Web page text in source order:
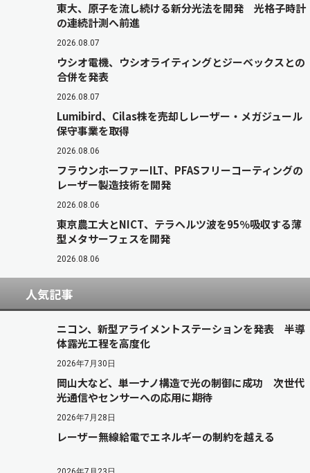
東大、原子を流し続ける新分光法を開発 光格子時計
の連続計測へ前進
2026.08.07
ウシオ電機、ウシオライティングとジーベックスとの
合併を発表
2026.08.07
Lumibird、Cilas株を売却しレーザー・メガジュール
保守事業を取得
2026.08.06
フラウンホーファーILT、PFASフリーコーティングの
レーザー製造技術を開発
2026.08.06
東京農工大とNICT、テラヘルツ波を95％吸収する薄
型メタサーフェスを開発
2026.08.06
人気記事
ニコン、新型アライメントステーションを発表 半導
体露光工程を高度化
2026年7月30日
岡山大など、単一ナノ構造で光の制御に成功 次世代
光通信やセンサーへの応用に期待
2026年7月28日
レーザー無線給電でエネルギーの制約を越える